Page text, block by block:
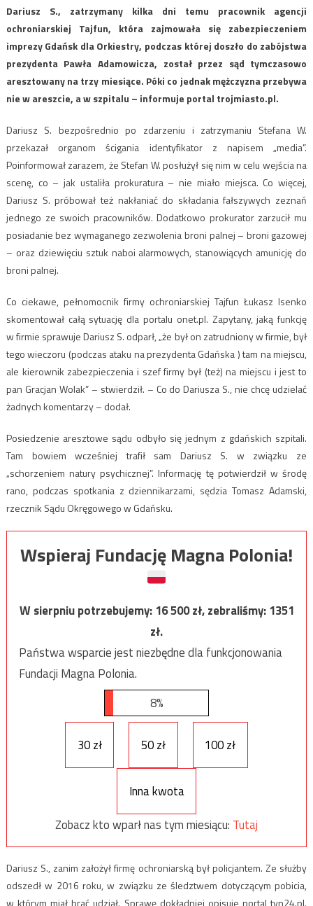
Dariusz S., zatrzymany kilka dni temu pracownik agencji
ochroniarskiej Tajfun, która zajmowała się zabezpieczeniem
imprezy Gdańsk dla Orkiestry, podczas której doszło do zabójstwa
prezydenta Pawła Adamowicza, został przez sąd tymczasowo
aresztowany na trzy miesiące. Póki co jednak mężczyzna przebywa
nie w areszcie, a w szpitalu – informuje portal trojmiasto.pl.
Dariusz S. bezpośrednio po zdarzeniu i zatrzymaniu Stefana W.
przekazał organom ścigania identyfikator z napisem „media”.
Poinformował zarazem, że Stefan W. posłużył się nim w celu wejścia na
scenę, co – jak ustaliła prokuratura – nie miało miejsca. Co więcej,
Dariusz S. próbował też nakłaniać do składania fałszywych zeznań
jednego ze swoich pracowników. Dodatkowo prokurator zarzucił mu
posiadanie bez wymaganego zezwolenia broni palnej – broni gazowej
– oraz dziewięciu sztuk naboi alarmowych, stanowiących amunicję do
broni palnej.
Co ciekawe, pełnomocnik firmy ochroniarskiej Tajfun Łukasz Isenko
skomentował całą sytuację dla portalu onet.pl. Zapytany, jaką funkcję
w firmie sprawuje Dariusz S. odparł, „że był on zatrudniony w firmie, był
tego wieczoru (podczas ataku na prezydenta Gdańska ) tam na miejscu,
ale kierownik zabezpieczenia i szef firmy był (też) na miejscu i jest to
pan Gracjan Wolak” – stwierdził. – Co do Dariusza S., nie chcę udzielać
żadnych komentarzy – dodał.
Posiedzenie aresztowe sądu odbyło się jednym z gdańskich szpitali.
Tam bowiem wcześniej trafił sam Dariusz S. w związku ze
„schorzeniem natury psychicznej”. Informację tę potwierdził w środę
rano, podczas spotkania z dziennikarzami, sędzia Tomasz Adamski,
rzecznik Sądu Okręgowego w Gdańsku.
Wspieraj Fundację Magna Polonia!
W sierpniu potrzebujemy:16 500zł, zebraliśmy:1351
zł.
Państwa wsparcie jest niezbędne dla funkcjonowania
Fundacji Magna Polonia.
8%
30 zł 50 zł 100 zł
Inna kwota
Zobacz kto wparł nas tym miesiącu: Tutaj
Dariusz S., zanim założył firmę ochroniarską był policjantem. Ze służby
odszedł w 2016 roku, w związku ze śledztwem dotyczącym pobicia,
w którym miał brać udział. Sprawę dokładniej opisuje portal tvn24.pl.